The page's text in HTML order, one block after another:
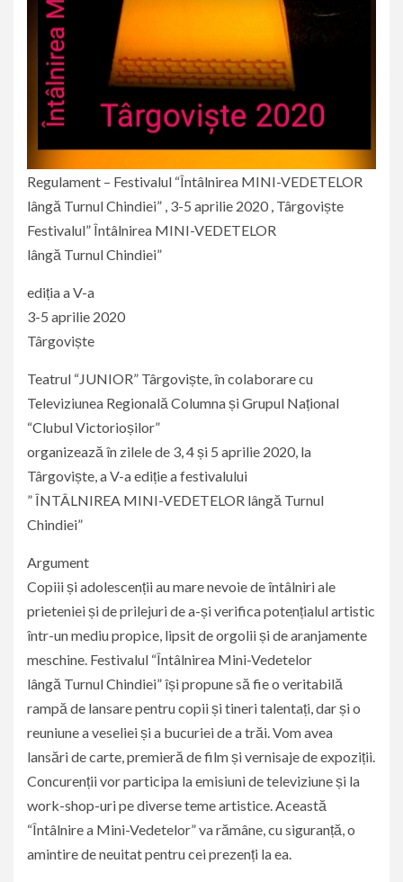
Regulament – Festivalul “Întâlnirea MINI-VEDETELOR
lângă Turnul Chindiei” , 3-5 aprilie 2020 , Târgoviște
Festivalul” Întâlnirea MINI-VEDETELOR
lângă Turnul Chindiei”
ediția a V-a
3-5 aprilie 2020
Târgoviște
Teatrul “JUNIOR” Târgoviște, în colaborare cu
Televiziunea Regională Columna și Grupul Național
“Clubul Victorioșilor”
organizează în zilele de 3, 4 și 5 aprilie 2020, la
Târgoviște, a V-a ediție a festivalului
” ÎNTÂLNIREA MINI-VEDETELOR lângă Turnul
Chindiei”
Argument
Copiii și adolescenții au mare nevoie de întâlniri ale
prieteniei și de prilejuri de a-și verifica potențialul artistic
într-un mediu propice, lipsit de orgolii și de aranjamente
meschine. Festivalul “Întâlnirea Mini-Vedetelor
lângă Turnul Chindiei” își propune să fie o veritabilă
rampă de lansare pentru copii și tineri talentați, dar și o
reuniune a veseliei și a bucuriei de a trăi. Vom avea
lansări de carte, premieră de film și vernisaje de expoziții.
Concurenții vor participa la emisiuni de televiziune și la
work-shop-uri pe diverse teme artistice. Această
“Întâlnire a Mini-Vedetelor” va rămâne, cu siguranță, o
amintire de neuitat pentru cei prezenți la ea.